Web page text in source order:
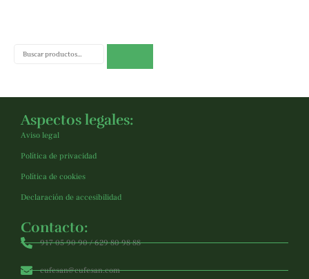
Aspectos legales:
Aviso legal
Política de privacidad
Política de cookies
Declaración de accesibilidad
Contacto:
917 05 90 90 / 629 80 98 88
cufesan@cufesan.com